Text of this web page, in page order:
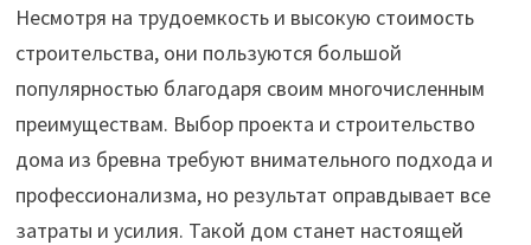
Несмотря на трудоемкость и высокую стоимость
строительства, они пользуются большой
популярностью благодаря своим многочисленным
преимуществам. Выбор проекта и строительство
дома из бревна требуют внимательного подхода и
профессионализма, но результат оправдывает все
затраты и усилия. Такой дом станет настоящей